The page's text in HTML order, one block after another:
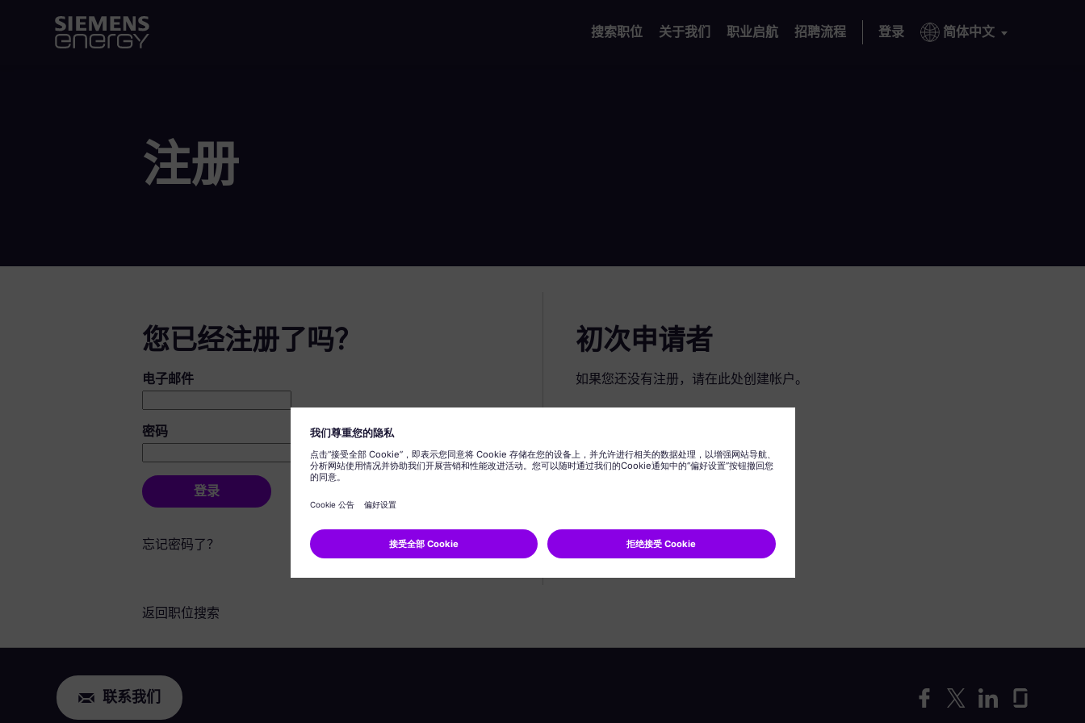
搜索职位 关于我们 职业启航 招聘流程 登录 简体中文
注册
您已经注册了吗？
登录：用户和密码
电子邮件
密码
登录
忘记密码了？
初次申请者
如果您还没有注册，请在此处创建帐户。
返回职位搜索
联系我们